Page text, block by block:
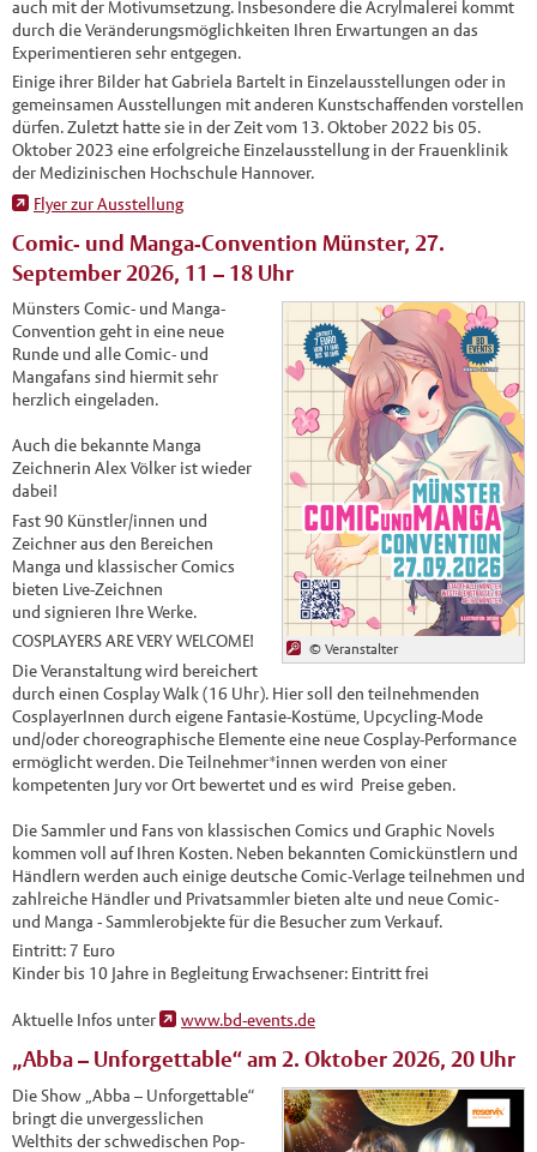
auch mit der Motivumsetzung. Insbesondere die Acrylmalerei kommt
durch die Veränderungsmöglichkeiten Ihren Erwartungen an das
Experimentieren sehr entgegen.
Einige ihrer Bilder hat Gabriela Bartelt in Einzelausstellungen oder in
gemeinsamen Ausstellungen mit anderen Kunstschaffenden vorstellen
dürfen. Zuletzt hatte sie in der Zeit vom 13. Oktober 2022 bis 05.
Oktober 2023 eine erfolgreiche Einzelausstellung in der Frauenklinik
der Medizinischen Hochschule Hannover.
Flyer zur Ausstellung
Comic- und Manga-Convention Münster, 27.
September 2026, 11 – 18 Uhr
© Veranstalter
Münsters Comic- und Manga-
Convention geht in eine neue
Runde und alle Comic- und
Mangafans sind hiermit sehr
herzlich eingeladen.
Auch die bekannte Manga
Zeichnerin Alex Völker ist wieder
dabei!
Fast 90 Künstler/innen und
Zeichner aus den Bereichen
Manga und klassischer Comics
bieten Live-Zeichnen
und signieren Ihre Werke.
COSPLAYERS ARE VERY WELCOME!
Die Veranstaltung wird bereichert
durch einen Cosplay Walk (16 Uhr). Hier soll den teilnehmenden
CosplayerInnen durch eigene Fantasie-Kostüme, Upcycling-Mode
und/oder choreographische Elemente eine neue Cosplay-Performance
ermöglicht werden. Die Teilnehmer*innen werden von einer
kompetenten Jury vor Ort bewertet und es wird Preise geben.
Die Sammler und Fans von klassischen Comics und Graphic Novels
kommen voll auf Ihren Kosten. Neben bekannten Comickünstlern und
Händlern werden auch einige deutsche Comic-Verlage teilnehmen und
zahlreiche Händler und Privatsammler bieten alte und neue Comic-
und Manga - Sammlerobjekte für die Besucher zum Verkauf.
Eintritt: 7 Euro
Kinder bis 10 Jahre in Begleitung Erwachsener: Eintritt frei
Aktuelle Infos unter www.bd-events.de
„Abba – Unforgettable“ am 2. Oktober 2026, 20 Uhr
Die Show „Abba – Unforgettable“
bringt die unvergesslichen
Welthits der schwedischen Pop-